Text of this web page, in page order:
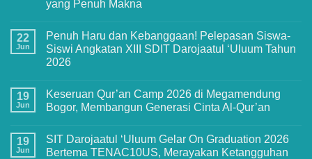
yang Penuh Makna
on
Bukan
Sekadar
Pengenalan
Keseruan
MPLS
Ramah
SMPIT
Darojaatul
Uluum
22
Jun
Penuh Haru dan Kebanggaan! Pelepasan Siswa-
Siswi Angkatan XIII SDIT Darojaatul ‘Uluum Tahun
2026
on
Penuh
Haru
Pelepasan
Siswa-
Siswi
19
Jun
Keseruan Qur’an Camp 2026 di Megamendung
Bogor, Membangun Generasi Cinta Al-Qur’an
on
Keseruan
Qur’an
19
Jun
SIT Darojaatul ‘Uluum Gelar On Graduation 2026
Bertema TENAC10US, Merayakan Ketangguhan